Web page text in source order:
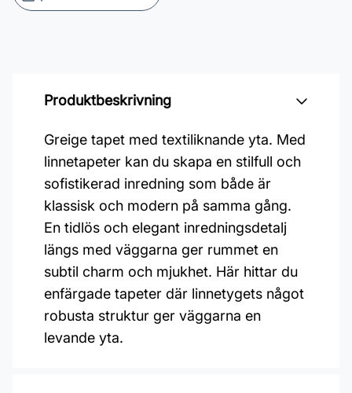
Produktbeskrivning
Greige tapet med textiliknande yta. Med
linnetapeter kan du skapa en stilfull och
sofistikerad inredning som både är
klassisk och modern på samma gång.
En tidlös och elegant inredningsdetalj
längs med väggarna ger rummet en
subtil charm och mjukhet. Här hittar du
enfärgade tapeter där linnetygets något
robusta struktur ger väggarna en
levande yta.